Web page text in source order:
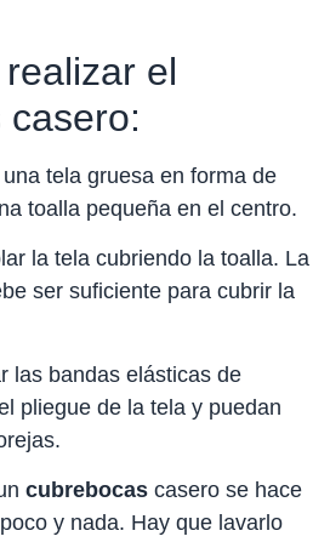
el
tela gruesa en forma de
toalla pequeña en el centro.
la tela cubriendo la toalla. La
ser suficiente para cubrir la
las bandas elásticas de
pliegue de la tela y puedan
cubrebocas casero se hace
y nada. Hay que lavarlo